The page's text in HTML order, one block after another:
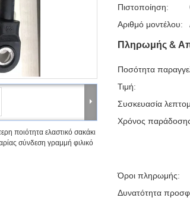
ποιότητα ελαστικό σακάκι
σύνδεση γραμμή φιλικό
Πιστοποίηση:
Αριθμό μοντέλου:
Πληρωμής &
Ποσότητα
Τιμή:
Συσκευασία
Χρόνος
Όροι πληρωμής:
Δυνατότητα